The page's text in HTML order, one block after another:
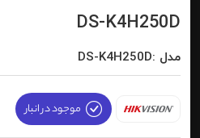
DS-K4H250D
مدل :DS-K4H250D
موجود در انبار